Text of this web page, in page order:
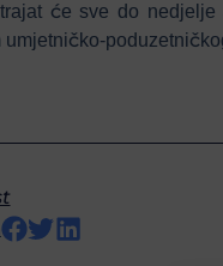
će sve do